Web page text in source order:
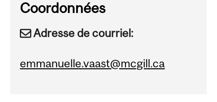
Coordonnées
Adresse de courriel:
emmanuelle.vaast@mcgill.ca